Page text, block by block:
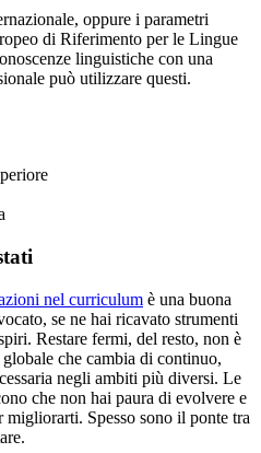
oppure i parametri
di Riferimento per le Lingue
linguistiche con una
può utilizzare questi.
nel curriculum è una buona
se ne hai ricavato strumenti
Restare fermi, del resto, non è
che cambia di continuo,
negli ambiti più diversi. Le
che non hai paura di evolvere e
Spesso sono il ponte tra